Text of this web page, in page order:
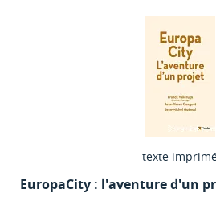
texte
EuropaCity : l'aventure d'un